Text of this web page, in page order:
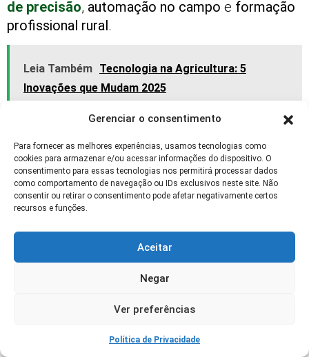
Gerenciar o consentimento
Para fornecer as melhores experiências, usamos tecnologias como
cookies para armazenar e/ou acessar informações do dispositivo. O
consentimento para essas tecnologias nos permitirá processar dados
como comportamento de navegação ou IDs exclusivos neste site. Não
consentir ou retirar o consentimento pode afetar negativamente certos
recursos e funções.
Aceitar
Negar
Ver preferências
Política de Privacidade
de precisão, automação no campo e formação
profissional rural.
Leia Também Tecnologia na Agricultura: 5
Inovações que Mudam 2025
1. Quais cursos preciso fazer para operar
colheitadeiras modernas?
Cursos como os do SENAR, John Deere
embarcada são recomendados.
Sim. O operador moderno precisa saber navegar